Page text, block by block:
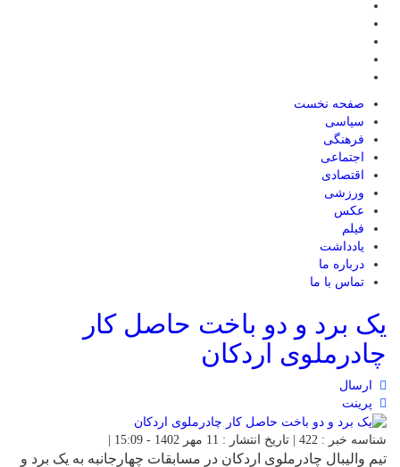
صفحه نخست
سیاسی
فرهنگی
اجتماعی
اقتصادی
ورزشی
عکس
فیلم
یادداشت
درباره ما
تماس با ما
یک برد و دو باخت حاصل کار
چادرملوی اردکان
ارسال
پرینت
شناسه خبر : 422 | تاریخ انتشار : 11 مهر 1402 - 15:09 |
تیم والیبال چادرملوی اردکان در مسابقات چهارجانبه به یک برد و